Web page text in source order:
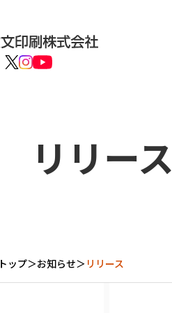
リリース
トップ＞お知らせ＞ リリース